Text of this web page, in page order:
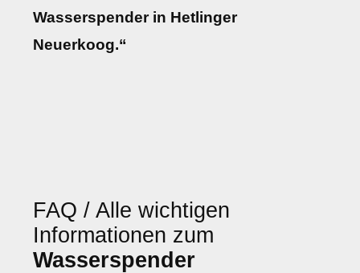
Wasserspender in Hetlinger
Neuerkoog.“
FAQ / Alle wichtigen
Informationen zum
Wasserspender